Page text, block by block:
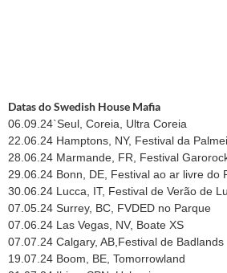
Datas do Swedish House Mafia
06.09.24`Seul, Coreia, Ultra Coreia
22.06.24 Hamptons, NY, Festival da
28.06.24 Marmande, FR, Festival
29.06.24 Bonn, DE, Festival ao ar livre do
30.06.24 Lucca, IT, Festival de Verão de
07.05.24 Surrey, BC, FVDED no Parque
07.06.24 Las Vegas, NV, Boate XS
07.07.24 Calgary, AB,Festival de Badlands
19.07.24 Boom, BE, Tomorrowland